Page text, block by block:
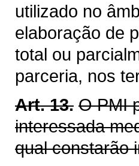
utilizado no
elaboração de
total ou
parceria, nos
Art. 13. O PMI
interessada
qual constarão